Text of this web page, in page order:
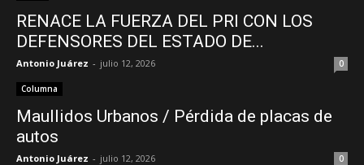
RENACE LA FUERZA DEL PRI CON LOS
DEFENSORES DEL ESTADO DE...
Antonio Juárez - julio 12, 2026 0
Columna
Maullidos Urbanos / Pérdida de placas de
autos
Antonio Juárez - julio 12, 2026 0